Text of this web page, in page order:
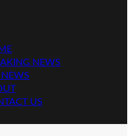
NEWS
US